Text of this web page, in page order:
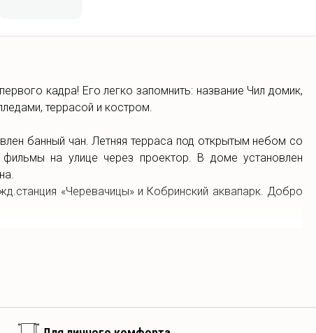
кадра! Его легко запомнить: название Чил домик,
террасой и костром.
банный чан. Летняя терраса под открытым небом со
на улице через проектор. В доме установлен
«Черевачицы» и Кобринский аквапарк. Добро